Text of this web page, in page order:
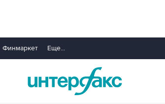
Финмаркет Еще...